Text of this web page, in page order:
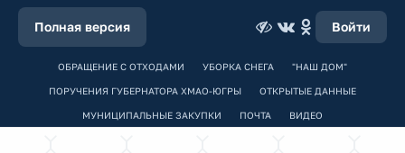
Полная версия Войти
ОБРАЩЕНИЕ С ОТХОДАМИ УБОРКА СНЕГА "НАШ ДОМ"
ПОРУЧЕНИЯ ГУБЕРНАТОРА ХМАО-ЮГРЫ ОТКРЫТЫЕ ДАННЫЕ
МУНИЦИПАЛЬНЫЕ ЗАКУПКИ ПОЧТА ВИДЕО